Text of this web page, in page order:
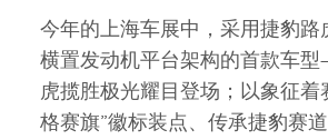
今年的上海车展中，采用捷豹路
横置发动机平台架构的首款车
虎揽胜极光耀目登场；以象征着
格赛旗”徽标装点、传承捷豹赛